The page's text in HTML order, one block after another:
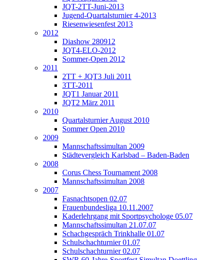
JQT-2TT-Juni-2013
Jugend-Quartalsturnier 4-2013
Riesenwiesenfest 2013
2012
Diashow 280912
JQT4-ELO-2012
Sommer-Open 2012
2011
2TT + JQT3 Juli 2011
3TT-2011
JQT1 Januar 2011
JQT2 März 2011
2010
Quartalsturnier August 2010
Sommer Open 2010
2009
Mannschaftssimultan 2009
Städtevergleich Karlsbad – Baden-Baden
2008
Corus Chess Tournament 2008
Mannschaftssimultan 2008
2007
Fasnachtsopen 02.07
Frauenbundesliga 10.11.2007
Kaderlehrgang mit Sportpsychologe 05.07
Mannschaftssimultan 21.07.07
Schachgespräch Trinkhalle 01.07
Schulschachturnier 01.07
Schulschachturnier 02.07